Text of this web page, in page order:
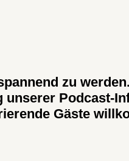
zu
Podcast-
Gäste